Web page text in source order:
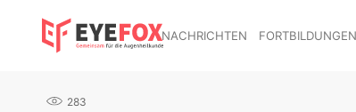
NACHRICHTEN FORTBILDUNGEN
283